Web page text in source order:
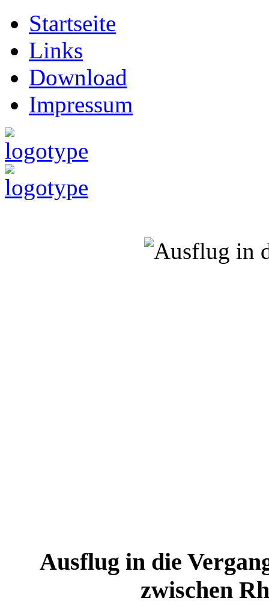
Startseite
Links
Download
Impressum
Ausflug in die
zwischen